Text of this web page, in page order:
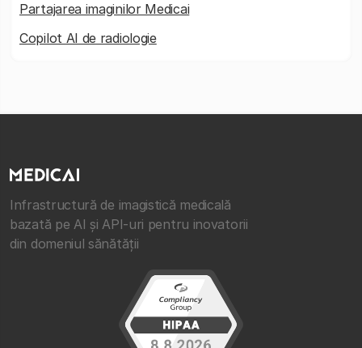
Partajarea imaginilor Medicai
Copilot AI de radiologie
Infrastructură de imagistică medicală
bazată pe AI și API-uri pentru inovatorii
din domeniul sănătății